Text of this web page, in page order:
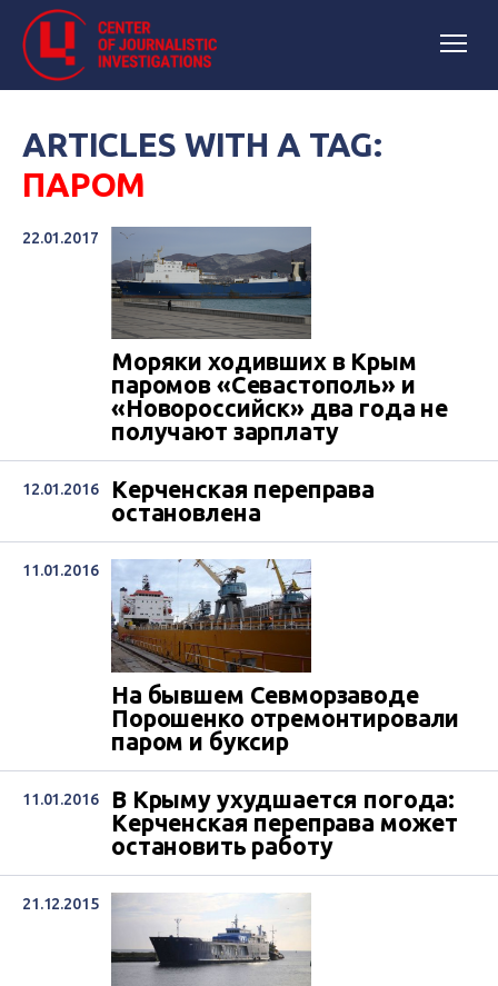
ARTICLES WITH A TAG:
ПАРОМ
22.01.2017
Моряки ходивших в Крым
паромов «Севастополь» и
«Новороссийск» два года не
получают зарплату
12.01.2016
Керченская переправа
остановлена
11.01.2016
На бывшем Севморзаводе
Порошенко отремонтировали
паром и буксир
11.01.2016
В Крыму ухудшается погода:
Керченская переправа может
остановить работу
21.12.2015